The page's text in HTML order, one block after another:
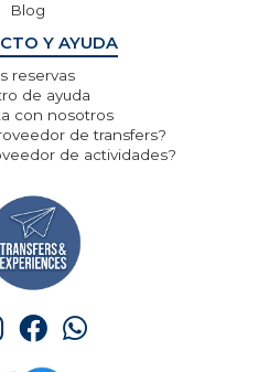
Blog
Y AYUDA
reservas
de ayuda
con nosotros
de transfers?
de actividades?